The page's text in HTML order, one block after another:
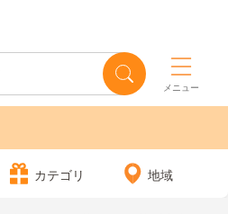
メニュー
カテゴリ 地域